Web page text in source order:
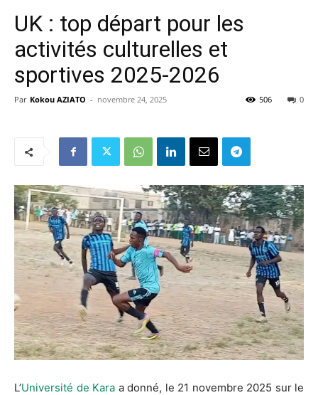
UK : top départ pour les
activités culturelles et
sportives 2025-2026
Par Kokou AZIATO - novembre 24, 2025 0
506
L’Université de Kara a donné, le 21 novembre 2025 sur le